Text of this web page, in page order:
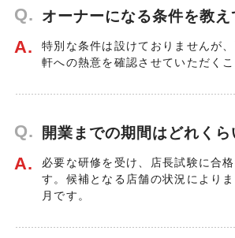
Q. オーナーになる条件を教え
A.
特別な条件は設けておりませんが
軒への熱意を確認させていただくこ
Q. 開業までの期間はどれく
A.
必要な研修を受け、店長試験に合
す。候補となる店舗の状況により
月です。